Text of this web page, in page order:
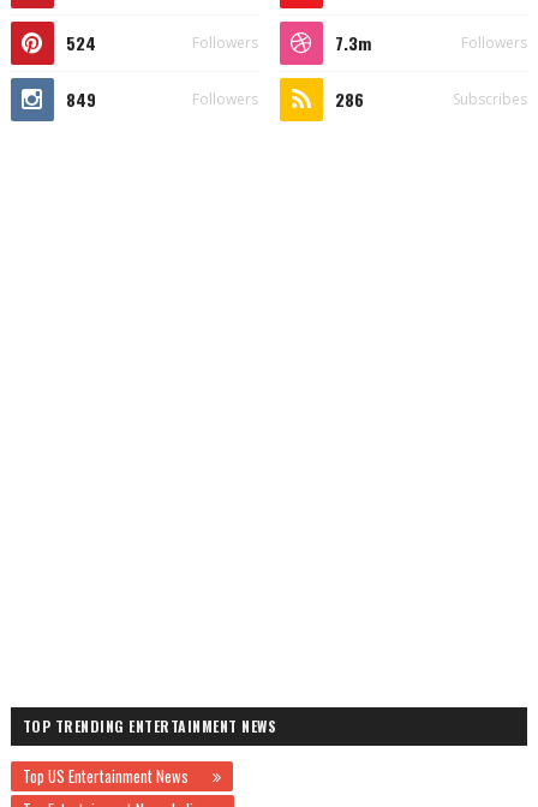
524 Followers 7.3m Followers
849 Followers 286 Subscribes
TOP TRENDING ENTERTAINMENT NEWS
Top US Entertainment News